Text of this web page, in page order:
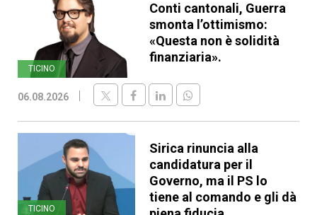
TICINO
Conti cantonali, Guerra
smonta l’ottimismo:
«Questa non è solidità
finanziaria».
06.08.2026
TICINO
Sirica rinuncia alla
candidatura per il
Governo, ma il PS lo
tiene al comando e gli dà